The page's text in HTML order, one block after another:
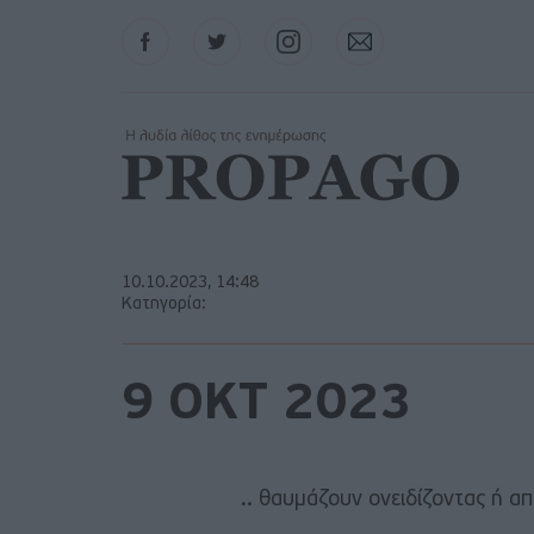
FacebookTwitter InstagramContact
10.10.2023, 14:48
Κατηγορία:
9 ΟΚΤ 2023
.. θαυμάζουν ονειδίζοντας ή